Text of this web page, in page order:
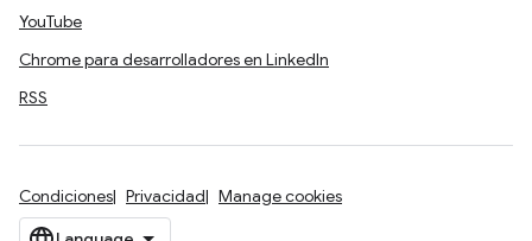
YouTube
Chrome para desarrolladores en LinkedIn
RSS
Condiciones Privacidad Manage cookies